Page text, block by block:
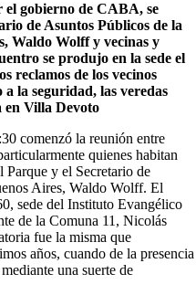
el gobierno de CABA, se
de Asuntos Públicos de la
Waldo Wolff y vecinas y
se produjo en la sede el
reclamos de los vecinos
la seguridad, las veredas
en Villa Devoto
comenzó la reunión entre
quienes habitan
y el Secretario de
Aires, Waldo Wolff. El
sede del Instituto Evangélico
de la Comuna 11, Nicolás
fue la misma que
años, cuando de la presencia
una suerte de